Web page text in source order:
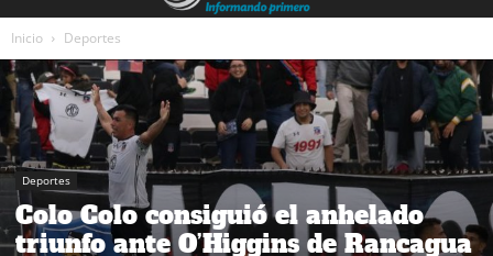
Inicio Deportes
Deportes
Colo Colo consiguió el anhelado
triunfo ante O’Higgins de Rancagua